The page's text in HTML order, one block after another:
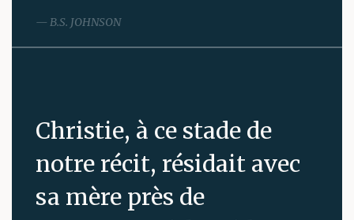
B.S. JOHNSON
Christie, à ce stade de
notre récit, résidait avec
sa mère près de